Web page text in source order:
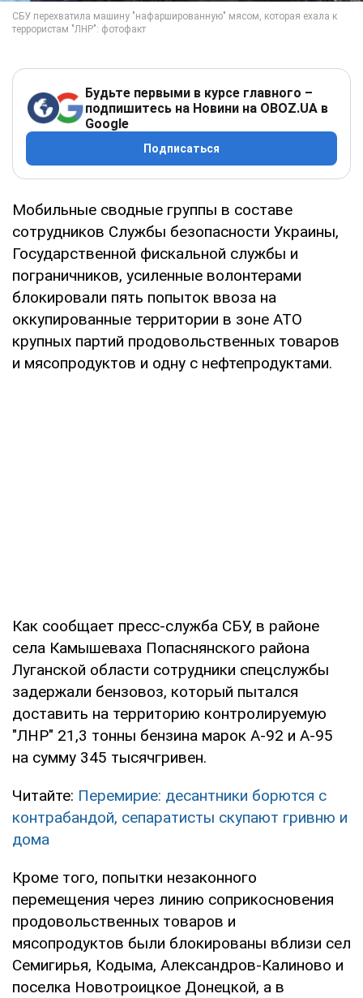
Будьте первыми в курсе главного –
подпишитесь на Новини на OBOZ.UA в
Google
Подписаться
Мобильные сводные группы в составе
сотрудников Службы безопасности Украины,
Государственной фискальной службы и
пограничников, усиленные волонтерами
блокировали пять попыток ввоза на
оккупированные территории в зоне АТО
крупных партий продовольственных товаров
и мясопродуктов и одну с нефтепродуктами.
Как сообщает пресс-служба СБУ, в районе
села Камышеваха Попаснянского района
Луганской области сотрудники спецслужбы
задержали бензовоз, который пытался
доставить на территорию контролируемую
"ЛНР" 21,3 тонны бензина марок А-92 и А-95
на сумму 345 тысячгривен.
Читайте: Перемирие: десантники борются с
контрабандой, сепаратисты скупают гривню и
дома
Кроме того, попытки незаконного
перемещения через линию соприкосновения
продовольственных товаров и
мясопродуктов были блокированы вблизи сел
Семигирья, Кодыма, Александров-Калиново и
поселка Новотроицкое Донецкой, а в